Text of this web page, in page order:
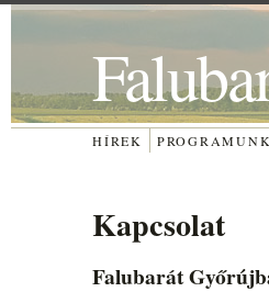
HÍREK PROGRAMUNK
Kapcsolat
Falubarát